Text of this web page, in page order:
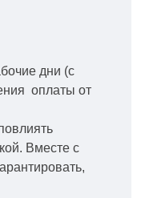
дни (с
оплаты от
Вместе с